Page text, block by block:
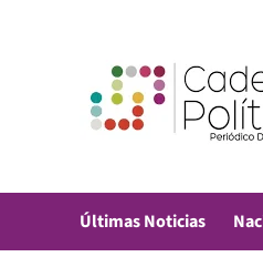
Últimas Noticias